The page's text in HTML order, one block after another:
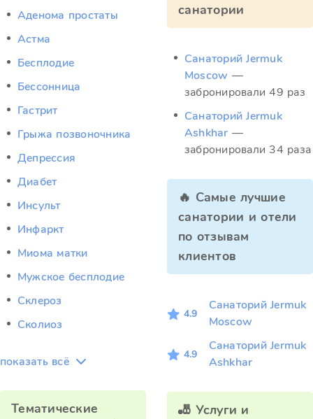
Аденома простаты
Астма
Бесплодие
Бессонница
Гастрит
Грыжа позвоночника
Депрессия
Диабет
Инсульт
Инфаркт
Миома матки
Мужское бесплодие
Склероз
Сколиоз
показать всё
Тематические
санатории
Санаторий Jermuk
Moscow —
забронировали 49 раз
Санаторий Jermuk
Ashkhar —
забронировали 34 раза
🔥 Самые лучшие
санатории и отели
по отзывам
клиентов
4.9
Санаторий Jermuk
Moscow
4.9
Санаторий Jermuk
Ashkhar
🎳 Услуги и